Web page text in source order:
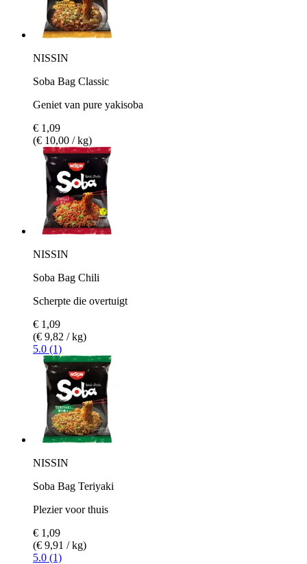
NISSIN
Soba Bag Classic
Geniet van pure yakisoba
€ 1,09
(€ 10,00 / kg)
NISSIN
Soba Bag Chili
Scherpte die overtuigt
€ 1,09
(€ 9,82 / kg)
5.0 (1)
NISSIN
Soba Bag Teriyaki
Plezier voor thuis
€ 1,09
(€ 9,91 / kg)
5.0 (1)